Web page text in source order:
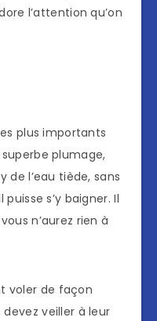
l’attention qu’on
plus importants
plumage,
de l’eau tiède, sans
s’y baigner. Il
n’aurez rien à
voler de façon
veiller à leur